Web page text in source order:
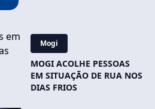
Mogi
MOGI ACOLHE PESSOAS
EM SITUAÇÃO DE RUA NOS
DIAS FRIOS